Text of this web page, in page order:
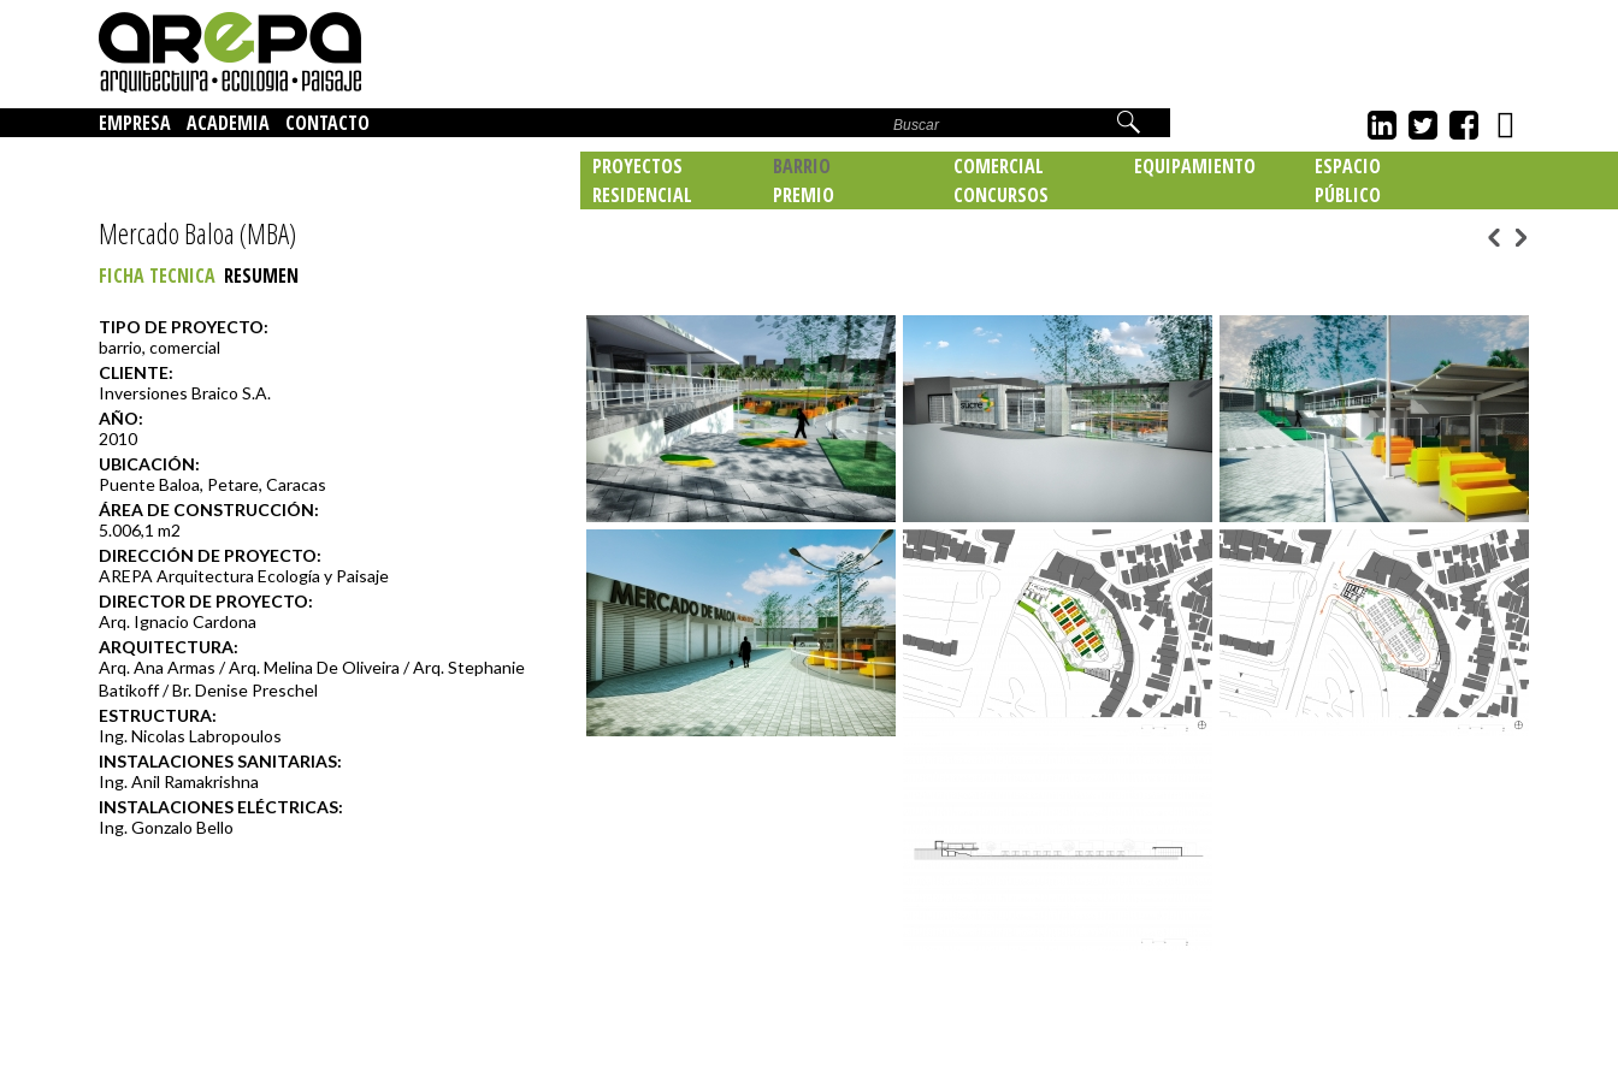
EMPRESA ACADEMIA
CONTACTO
PROYECTOS
BARRIO COMERCIAL EQUIPAMIENTO
ESPACIO
PÚBLICO
RESIDENCIAL PREMIO CONCURSOS
Mercado Baloa (MBA)
FICHA TECNICA RESUMEN
TIPO DE PROYECTO:
barrio, comercial
CLIENTE:
Inversiones Braico S.A.
AÑO:
2010
UBICACIÓN:
Puente Baloa, Petare, Caracas
ÁREA DE CONSTRUCCIÓN:
5.006,1 m2
DIRECCIÓN DE PROYECTO:
AREPA Arquitectura Ecología y Paisaje
DIRECTOR DE PROYECTO:
Arq. Ignacio Cardona
ARQUITECTURA:
Arq. Ana Armas / Arq. Melina De Oliveira / Arq. Stephanie
Batikoff / Br. Denise Preschel
ESTRUCTURA:
Ing. Nicolas Labropoulos
INSTALACIONES SANITARIAS:
Ing. Anil Ramakrishna
INSTALACIONES ELÉCTRICAS:
Ing. Gonzalo Bello